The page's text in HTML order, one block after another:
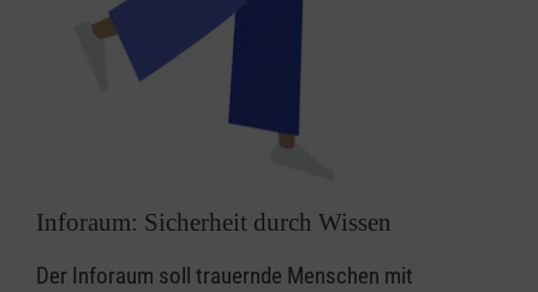
Inforaum: Sicherheit durch Wissen
Der Inforaum soll trauernde Menschen mit